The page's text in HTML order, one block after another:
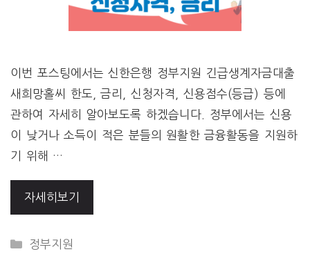
이번 포스팅에서는 신한은행 정부지원 긴급생계자금대출
새희망홀씨 한도, 금리, 신청자격, 신용점수(등급) 등에
관하여 자세히 알아보도록 하겠습니다. 정부에서는 신용
이 낮거나 소득이 적은 분들의 원활한 금융활동을 지원하
기 위해 …
자세히보기
CATEGORIES
정부지원